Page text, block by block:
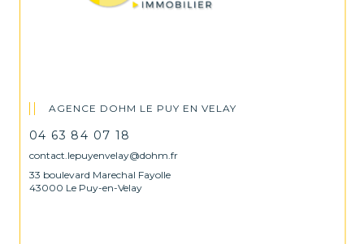
AGENCE DOHM LE PUY EN VELAY
04 63 84 07 18
contact.lepuyenvelay@dohm.fr
33 boulevard Marechal Fayolle
43000 Le Puy-en-Velay